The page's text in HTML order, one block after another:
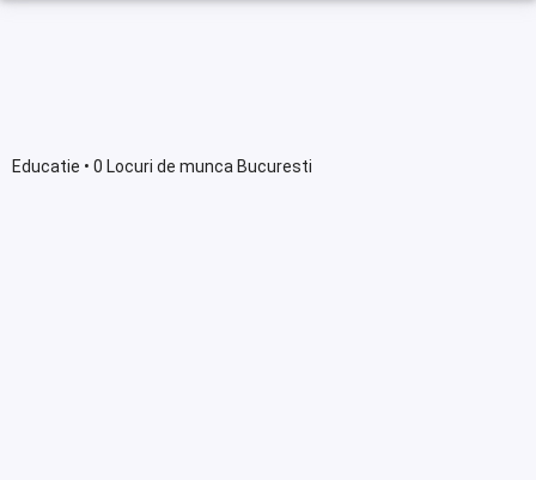
Educatie • 0 Locuri de munca Bucuresti